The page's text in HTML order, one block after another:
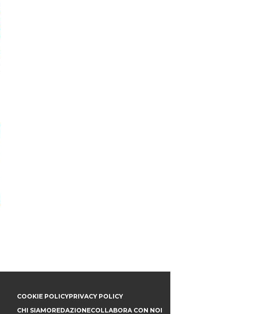
COOKIE POLICYPRIVACY POLICY
CHI SIAMOREDAZIONECOLLABORA CON NOI